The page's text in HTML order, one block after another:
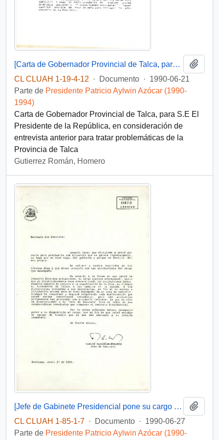
[Carta de Gobernador Provincial de Talca, para S.E El Presidente de la República]
CL CLUAH 1-19-4-12
· Documento · 1990-06-21
Parte de Presidente Patricio Aylwin Azócar (1990-
1994)
Carta de Gobernador Provincial de Talca, para S.E El
Presidente de la República, en consideración de
entrevista anterior para tratar problemáticas de la
Provincia de Talca
Gutierrez Román, Homero
[Jefe de Gabinete Presidencial pone su cargo a disposición]
CL CLUAH 1-85-1-7 · Documento · 1990-06-27
Parte de Presidente Patricio Aylwin Azócar (1990-